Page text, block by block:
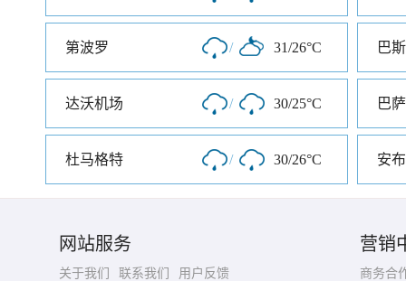
第波罗 / 31/26°C 巴
达沃机场 / 30/25°C 巴
杜马格特 / 30/26°C 安
网站服务
关于我们 联系我们
用户反馈
营销
商务合